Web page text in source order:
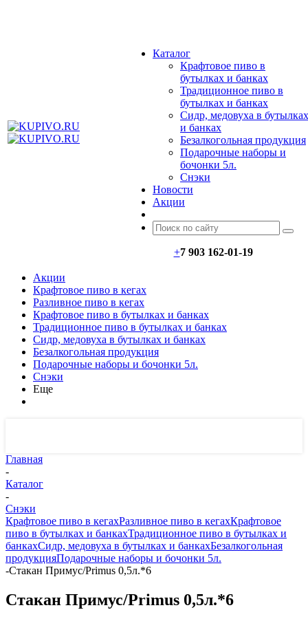
Каталог
Крафтовое пиво в
бутылках и банках
Традиционное пиво в
бутылках и банках
Сидр, медовуха в бутылках
и банках
Безалкогольная продукция
Подарочные наборы и
бочонки 5л.
Снэки
Новости
Акции
+7 903 162-01-19
Акции
Крафтовое пиво в кегах
Разливное пиво в кегах
Крафтовое пиво в бутылках и банках
Традиционное пиво в бутылках и банках
Сидр, медовуха в бутылках и банках
Безалкогольная продукция
Подарочные наборы и бочонки 5л.
Снэки
Еще
Главная
-
Каталог
-
Снэки
Крафтовое пиво в кегахРазливное пиво в кегахКрафтовое
пиво в бутылках и банкахТрадиционное пиво в бутылках и
банкахСидр, медовуха в бутылках и банкахБезалкогольная
продукцияПодарочные наборы и бочонки 5л.
-Стакан Примус/Primus 0,5л.*6
Стакан Примус/Primus 0,5л.*6